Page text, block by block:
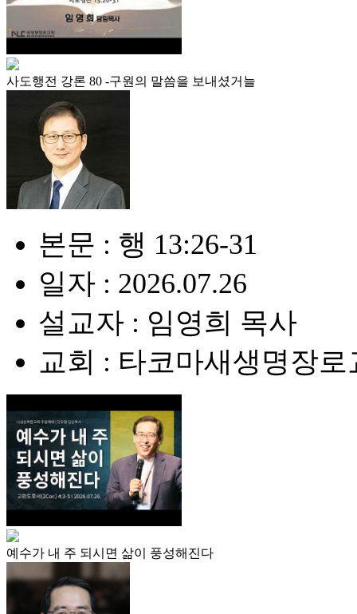
사도행전 강론 80 -구원의 말씀을 보내셨거늘
본문 : 행 13:26-31
일자 : 2026.07.26
설교자 : 임영희 목사
교회 : 타코마새생명장로
예수가 내 주 되시면 삶이 풍성해진다